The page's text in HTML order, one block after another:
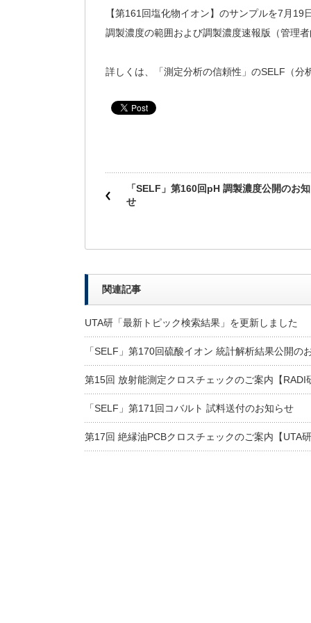
【第161回塩化物イオン】のサンプルを7月19
調製濃度の範囲および調製濃度速報版（管理
詳しくは、「測定分析の信頼性」のSELF（分
「SELF」第160回pH 調製濃度公開のお
せ
関連記事
UTA研「最新トピック検索結果」を更新しました
「SELF」第170回硫酸イオン 統計解析結果公開の
第15回 放射能測定クロスチェックのご案内【RADI
「SELF」第171回コバルト 試料送付のお知らせ
第17回 絶縁油PCBクロスチェックのご案内【UTA